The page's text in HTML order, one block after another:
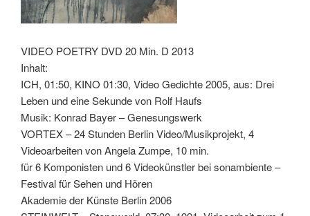
VIDEO POETRY DVD 20 Min. D 2013
Inhalt:
ICH, 01:50, KINO 01:30, Video Gedichte 2005, aus: Drei
Leben und eine Sekunde von Rolf Haufs
Musik: Konrad Bayer – Genesungswerk
VORTEX – 24 Stunden Berlin Video/Musikprojekt, 4
Videoarbeiten von Angela Zumpe, 10 min.
für 6 Komponisten und 6 Videokünstler bei sonambiente –
Festival für Sehen und Hören
Akademie der Künste Berlin 2006